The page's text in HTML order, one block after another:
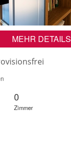
MEHR DETAILS
0
Zimmer